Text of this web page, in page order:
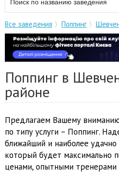
Все заведения Поппинг
Поппинг в
районе
Предлагаем Вашему
по типу услуги – Поппинг.
ближайший и наиболее
который будет максимально
ценами, опытными тренерами